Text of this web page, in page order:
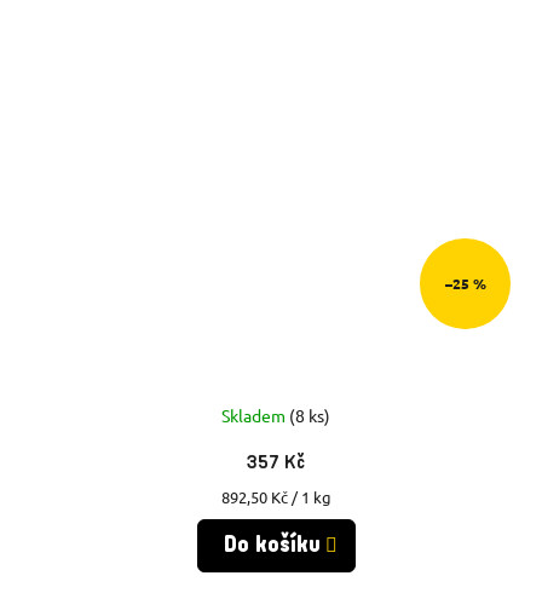
–25 %
Skladem (8 ks)
357 Kč
Měrná
cena:
892,50 Kč / 1 kg
Do košíku